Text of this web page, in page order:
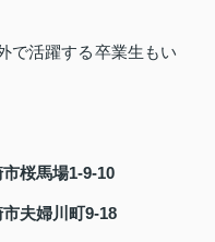
で活躍する卒業生もい
桜馬場1-9-10
夫婦川町9-18